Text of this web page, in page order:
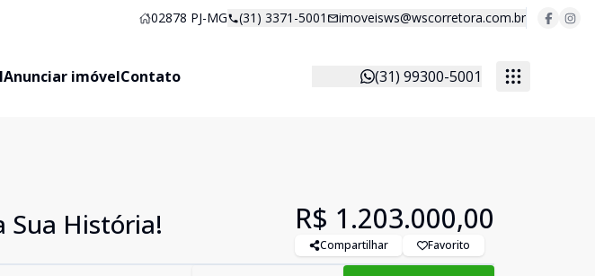
02878 PJ-MG (31) 3371-5001 imoveisws@wscorretora.com.br
Anunciar imóvelContato (31) 99300-5001
Sua História! R$ 1.203.000,00
Compartilhar Favorito